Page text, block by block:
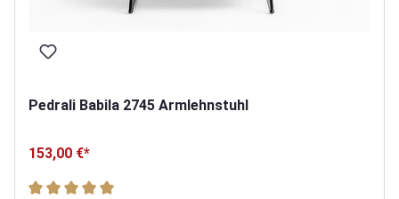
Pedrali Babila 2745 Armlehnstuhl
153,00 €*
Durchschnittliche Bewertung von 5 von 5 Sternen